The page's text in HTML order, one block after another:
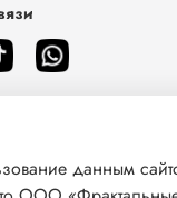
данным